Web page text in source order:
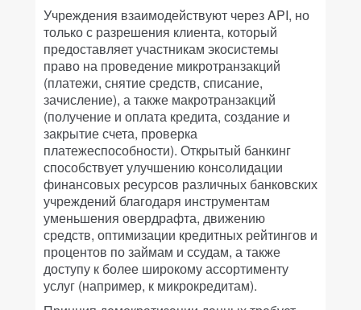
Учреждения взаимодействуют через API, но
только с разрешения клиента, который
предоставляет участникам экосистемы
право на проведение микротранзакций
(платежи, снятие средств, списание,
зачисление), а также макротранзакций
(получение и оплата кредита, создание и
закрытие счета, проверка
платежеспособности). Открытый банкинг
способствует улучшению консолидации
финансовых ресурсов различных банковских
учреждений благодаря инструментам
уменьшения овердрафта, движению
средств, оптимизации кредитных рейтингов и
процентов по займам и ссудам, а также
доступу к более широкому ассортименту
услуг (например, к микрокредитам).